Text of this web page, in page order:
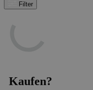
Filter
Kaufen?